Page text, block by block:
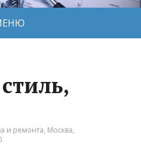
и ремонта, Москва,